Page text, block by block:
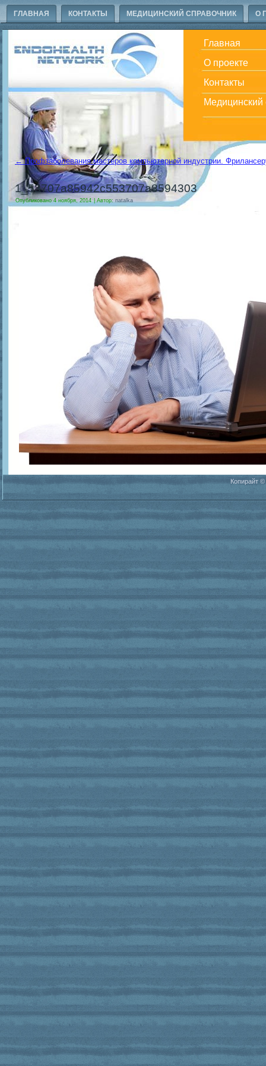
ГЛАВНАЯ КОНТАКТЫ МЕДИЦИНСКИЙ СПРАВОЧНИК О
Главная
О проекте
Контакты
Медицинский
←Профзаболевания мастеров компьютерной индустрии.
1_53707a85942c553707a8594303
Опубликовано 4 ноября, 2014|Автор: natalka
Копирайт